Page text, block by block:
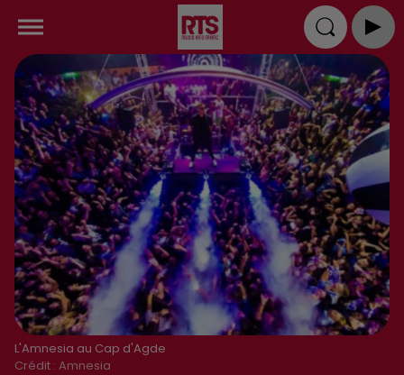
L'Amnesia au Cap d'Agde
Crédit : Amnesia